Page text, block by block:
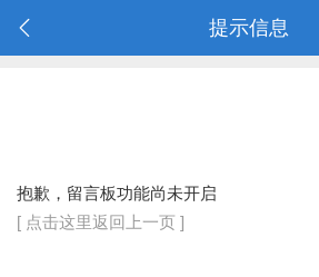
提示信息
抱歉，留言板功能尚未开启
[ 点击这里返回上一页 ]